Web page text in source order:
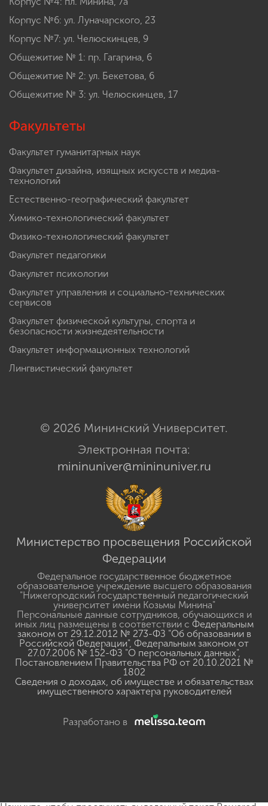
Корпус №6: ул. Луначарского, 23
Корпус №7: ул. Челюскинцев, 9
Общежитие № 1: пр. Гагарина, 6
Общежитие № 2: ул. Бекетова, 6
Общежитие № 3: ул. Челюскинцев, 17
Факультеты
Факультет гуманитарных наук
Факультет дизайна, изящных искусств и медиа-
технологий
Естественно-географический факультет
Химико-технологический факультет
Физико-технологический факультет
Факультет педагогики
Факультет психологии
Факультет управления и социально-технических
сервисов
Факультет физической культуры, спорта и
безопасности жизнедеятельности
Факультет информационных технологий
Лингвистический факультет
© 2026 Мининский Университет.
Электронная почта:
mininuniver@mininuniver.ru
Министерство просвещения Российской
Федерации
Федеральное государственное бюджетное
образовательное учреждение высшего образования
"Нижегородский государственный педагогический
университет имени Козьмы Минина"
Персональные данные сотрудников, обучающихся и
иных лиц размещены в соответствии с Федеральным
законом от 29.12.2012 № 273-ФЗ "Об образовании в
Российской Федерации", Федеральным законом от
27.07.2006 № 152-ФЗ "О персональных данных",
Постановлением Правительства РФ от 20.10.2021 №
1802
Сведения о доходах, об имуществе и обязательствах
имущественного характера руководителей
Разработано в